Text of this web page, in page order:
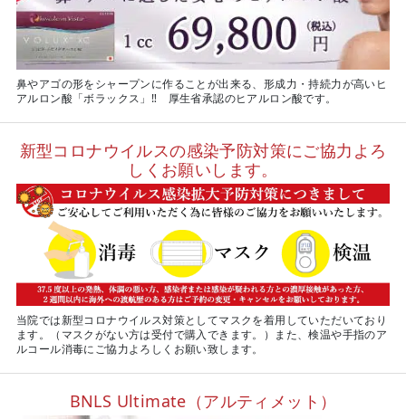
鼻やアゴの形をシャープンに作ることが出来る、形成力・持続力が高いヒ
アルロン酸「ボラックス」‼ 厚生省承認のヒアルロン酸です。
新型コロナウイルスの感染予防対策にご協力よろ
しくお願いします。
当院では新型コロナウイルス対策としてマスクを着用していただいており
ます。（マスクがない方は受付で購入できます。）また、検温や手指のア
ルコール消毒にご協力よろしくお願い致します。
BNLS Ultimate（アルティメット）